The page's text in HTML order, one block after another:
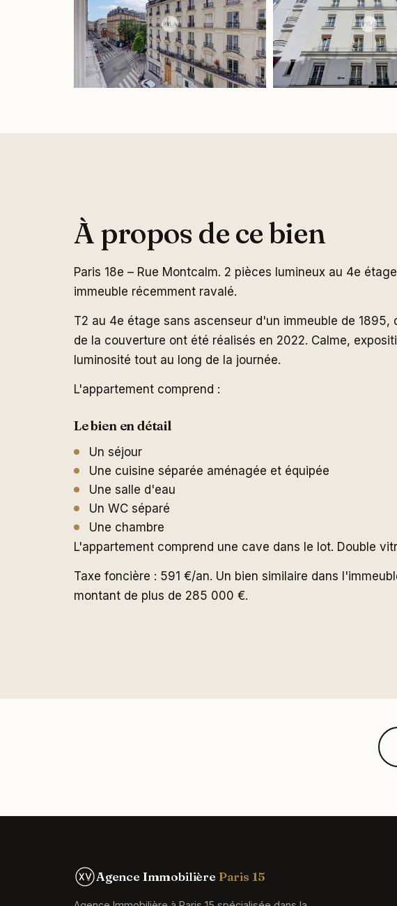
À propos de ce bien
Paris 18e – Rue Montcalm. 2 pièces lumineux au 4e
immeuble récemment ravalé.
T2 au 4e étage sans ascenseur d'un immeuble de
de la couverture ont été réalisés en 2022. Calme,
luminosité tout au long de la journée.
L'appartement comprend :
Le bien en détail
Un séjour
Une cuisine séparée aménagée et équipée
Une salle d'eau
Un WC séparé
Une chambre
L'appartement comprend une cave dans le lot. Double
Taxe foncière : 591 €/an. Un bien similaire dans
montant de plus de 285 000 €.
Agence Immobilière Paris 15